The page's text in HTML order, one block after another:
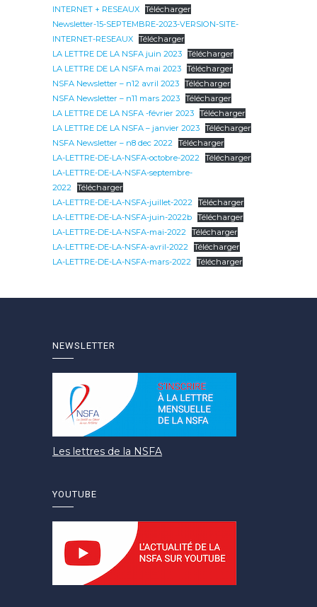
INTERNET + RESEAUX Télécharger
Newsletter-15-SEPTEMBRE-2023-VERSION-SITE-
INTERNET-RESEAUX Télécharger
LA LETTRE DE LA NSFA juin 2023 Télécharger
LA LETTRE DE LA NSFA mai 2023 Télécharger
NSFA Newsletter – n12 avril 2023 Télécharger
NSFA Newsletter – n11 mars 2023 Télécharger
LA LETTRE DE LA NSFA -février 2023 Télécharger
LA LETTRE DE LA NSFA – janvier 2023 Télécharger
NSFA Newsletter – n8 dec 2022 Télécharger
LA-LETTRE-DE-LA-NSFA-octobre-2022 Télécharger
LA-LETTRE-DE-LA-NSFA-septembre-
2022 Télécharger
LA-LETTRE-DE-LA-NSFA-juillet-2022 Télécharger
LA-LETTRE-DE-LA-NSFA-juin-2022b Télécharger
LA-LETTRE-DE-LA-NSFA-mai-2022 Télécharger
LA-LETTRE-DE-LA-NSFA-avril-2022 Télécharger
LA-LETTRE-DE-LA-NSFA-mars-2022 Télécharger
NEWSLETTER
Les lettres de la NSFA
YOUTUBE